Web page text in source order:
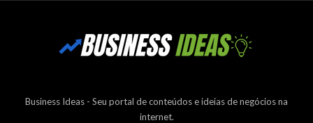
Business Ideas - Seu portal de conteúdos e ideias de negócios na
internet.